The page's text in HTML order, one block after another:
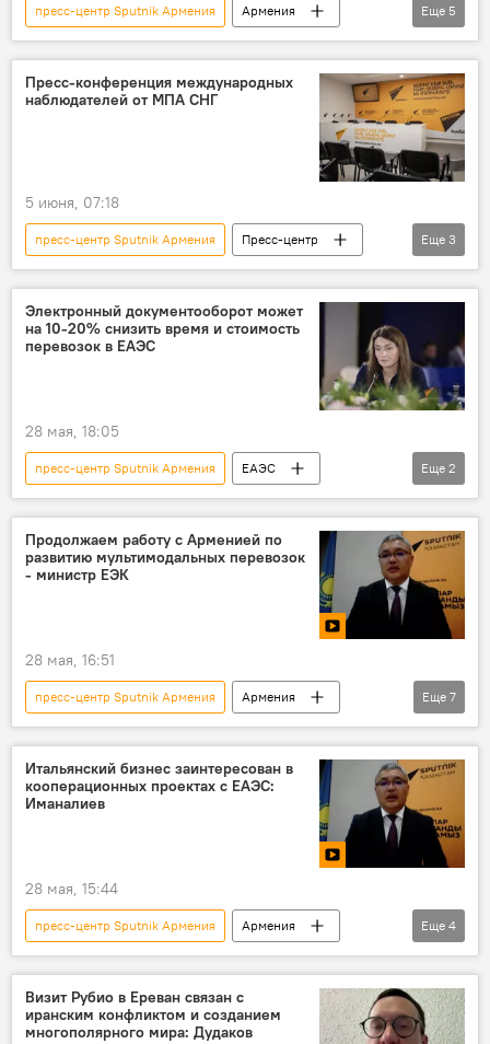
пресс-центр Sputnik Армения
Армения
выборы
Запад
Политика
Новости Армения
Еще 5
Пресс-конференция международных
наблюдателей от МПА СНГ
5 июня, 07:18
пресс-центр Sputnik Армения
Пресс-центр
СНГ
пресс-конференция
наблюдатели
Еще 3
Электронный документооборот может
на 10-20% снизить время и стоимость
перевозок в ЕАЭС
28 мая, 18:05
пресс-центр Sputnik Армения
ЕАЭС
Евразийская интеграция
Пресс-центр
Еще 2
Продолжаем работу с Арменией по
развитию мультимодальных перевозок
- министр ЕЭК
28 мая, 16:51
пресс-центр Sputnik Армения
Армения
ЕАЭС
ЕЭК
перевозки
Экономика
Новости Армения
Видео
Пресс-центр
Еще 7
Итальянский бизнес заинтересован в
кооперационных проектах с ЕАЭС:
Иманалиев
28 мая, 15:44
пресс-центр Sputnik Армения
Армения
Новости Армения
ЕАЭС
Пресс-центр
Видео
Еще 4
Визит Рубио в Ереван связан с
иранским конфликтом и созданием
многополярного мира: Дудаков